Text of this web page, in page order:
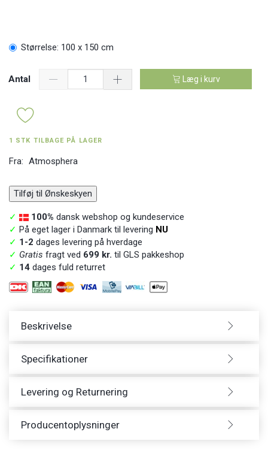
Størrelse: 100 x 150 cm
Antal Læg i kurv
1 STK TILBAGE PÅ LAGER
Fra: Atmosphera
Tilføj til Ønskeskyen
✓ 100% dansk webshop og kundeservice
✓ På eget lager i Danmark til levering NU
✓ 1-2 dages levering på hverdage
✓ Gratis fragt ved 699 kr. til GLS pakkeshop
✓ 14 dages fuld returret
Beskrivelse
Specifikationer
Levering og Returnering
Producentoplysninger